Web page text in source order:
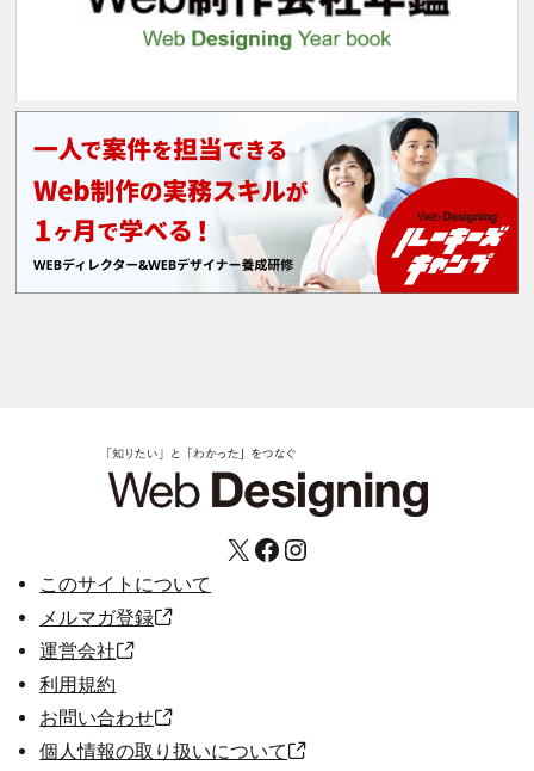
X Facebook Instagram
このサイトについて
メルマガ登録
運営会社
利用規約
お問い合わせ
個人情報の取り扱いについて